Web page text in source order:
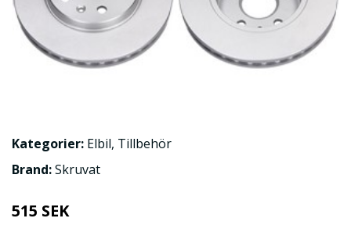
Kategorier: Elbil, Tillbehör
Brand:Skruvat
515 SEK